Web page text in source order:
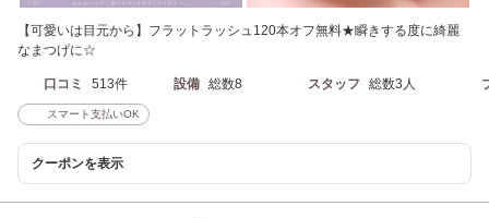
【可愛いは目元から】フラットラッシュ120本オフ無料★瞬きする度に綺麗
なまつげに☆
口コミ 513件 設備 総数8 スタッフ 総数3人
スマート支払いOK
クーポンを表示